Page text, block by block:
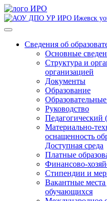
Сведения об
Основные
Структура и
организацией
Документы
Образование
Руководство
Педагогический
Материально-
оснащенность
Доступная среда
Платные
Финансово-
Стипендии и
Вакантные
обучающихся